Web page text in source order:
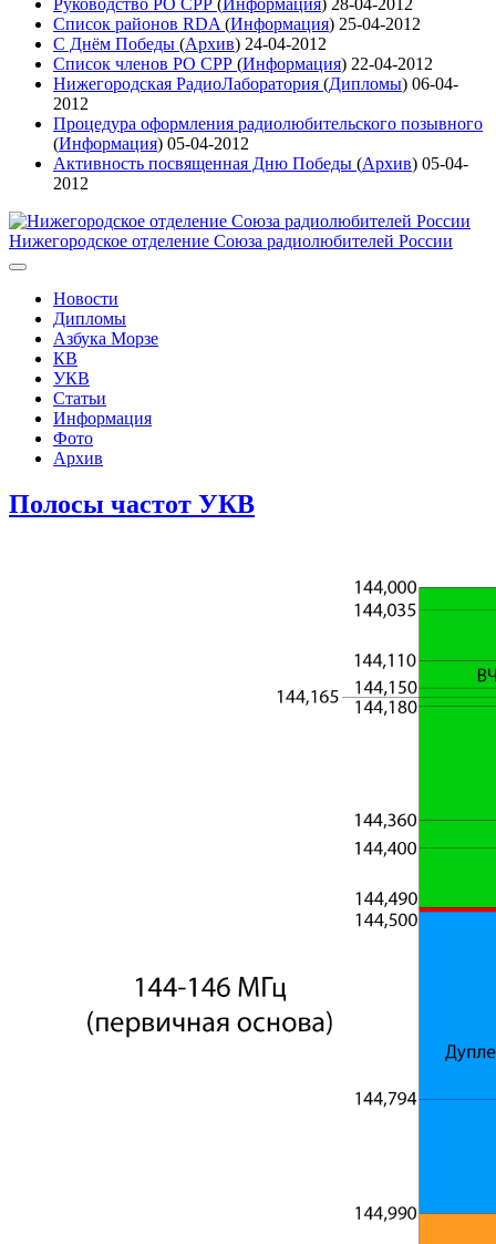
Список районов RDA (Информация) 25-04-2012
С Днём Победы (Архив) 24-04-2012
Список членов РО СРР (Информация) 22-04-2012
Нижегородская РадиоЛаборатория (Дипломы) 06-04-
2012
Процедура оформления радиолюбительского позывного
(Информация) 05-04-2012
Активность посвященная Дню Победы (Архив) 05-04-
2012
Нижегородское отделение Союза радиолюбителей России
Новости
Дипломы
Азбука Морзе
КВ
УКВ
Статьи
Информация
Фото
Архив
Полосы частот УКВ